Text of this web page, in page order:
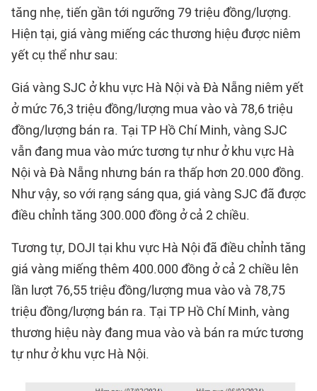
tăng nhẹ, tiến gần tới ngưỡng 79 triệu đồng/lượng.
Hiện tại, giá vàng miếng các thương hiệu được niêm
yết cụ thể như sau:
Giá vàng SJC ở khu vực Hà Nội và Đà Nẵng niêm yết
ở mức 76,3 triệu đồng/lượng mua vào và 78,6 triệu
đồng/lượng bán ra. Tại TP Hồ Chí Minh, vàng SJC
vẫn đang mua vào mức tương tự như ở khu vực Hà
Nội và Đà Nẵng nhưng bán ra thấp hơn 20.000 đồng.
Như vậy, so với rạng sáng qua, giá vàng SJC đã được
điều chỉnh tăng 300.000 đồng ở cả 2 chiều.
Tương tự, DOJI tại khu vực Hà Nội đã điều chỉnh tăng
giá vàng miếng thêm 400.000 đồng ở cả 2 chiều lên
lần lượt 76,55 triệu đồng/lượng mua vào và 78,75
triệu đồng/lượng bán ra. Tại TP Hồ Chí Minh, vàng
thương hiệu này đang mua vào và bán ra mức tương
tự như ở khu vực Hà Nội.